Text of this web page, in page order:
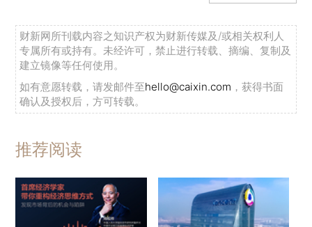
财新网所刊载内容之知识产权为财新传媒及/或相关权利人
专属所有或持有。未经许可，禁止进行转载、摘编、复制及
建立镜像等任何使用。
如有意愿转载，请发邮件至hello@caixin.com ，获得书面
确认及授权后，方可转载。
推荐阅读